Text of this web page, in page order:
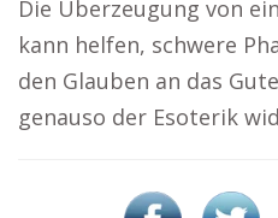
Die Überzeugung von
kann helfen, schwere
den Glauben an das
genauso der Esoterik